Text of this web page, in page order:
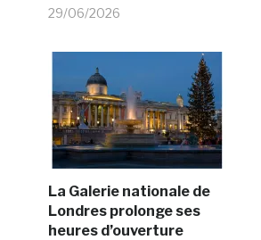
29/06/2026
La Galerie nationale de
Londres prolonge ses
heures d’ouverture